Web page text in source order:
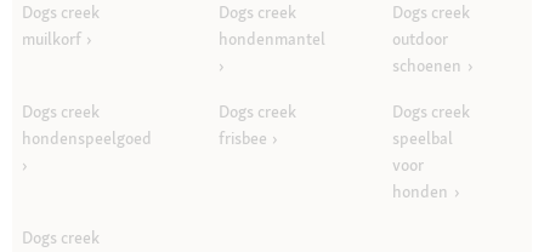
Dogs creek
muilkorf
Dogs creek
hondenmantel
Dogs creek
outdoor
schoenen
Dogs creek
hondenspeelgoed
Dogs creek
frisbee
Dogs creek
speelbal
voor
honden
Dogs creek